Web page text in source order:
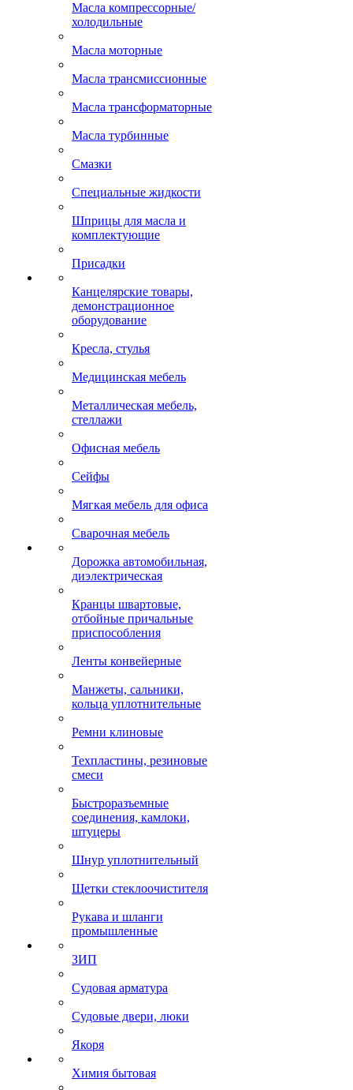
Масла компрессорные/
холодильные
Масла моторные
Масла трансмиссионные
Масла трансформаторные
Масла турбинные
Смазки
Специальные жидкости
Шприцы для масла и
комплектующие
Присадки
Канцелярские товары,
демонстрационное
оборудование
Кресла, стулья
Медицинская мебель
Металлическая мебель,
стеллажи
Офисная мебель
Сейфы
Мягкая мебель для офиса
Сварочная мебель
Дорожка автомобильная,
диэлектрическая
Кранцы швартовые,
отбойные причальные
приспособления
Ленты конвейерные
Манжеты, сальники,
кольца уплотнительные
Ремни клиновые
Техпластины, резиновые
смеси
Быстроразъемные
соединения, камлоки,
штуцеры
Шнур уплотнительный
Щетки стеклоочистителя
Рукава и шланги
промышленные
ЗИП
Судовая арматура
Судовые двери, люки
Якоря
Химия бытовая